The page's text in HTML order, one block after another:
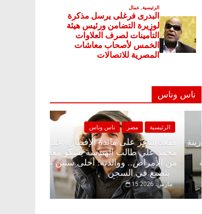
ناس وناس
مقعد شاغر
محمد علي
من الأمراض..
بتضيع في السجن
مصر ناس وناس
مقعد شاغر على الإفطار وبلكونة بلا زينة
رمضان.. د. عبدالخالق فاروق خبير
اقتصادي في انتظار حلم الحرية ولمة
الحبايب
22 فبراير، 2026